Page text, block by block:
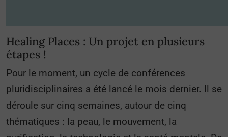
Healing Places : Un projet en plusieurs
étapes !
Pour le moment, un cycle de conférences
pluridisciplinaires a été lancé le mois dernier. Il se
déroule sur cinq semaines, autour de cinq
thématiques : la peau, le mouvement, la